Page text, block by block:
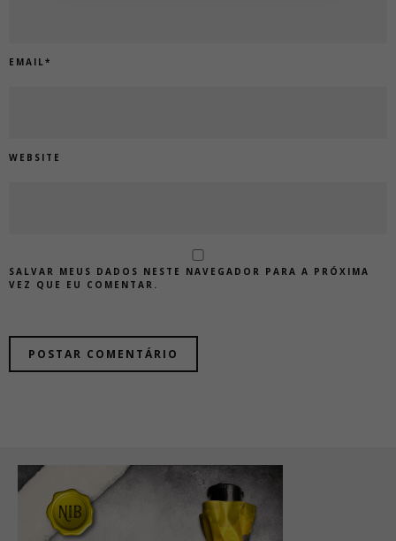
EMAIL*
WEBSITE
SALVAR MEUS DADOS NESTE NAVEGADOR PARA A PRÓXIMA
VEZ QUE EU COMENTAR.